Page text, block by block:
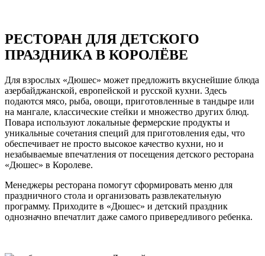
РЕСТОРАН ДЛЯ ДЕТСКОГО
ПРАЗДНИКА В КОРОЛЁВЕ
Для взрослых «Дюшес» может предложить вкуснейшие блюда
азербайджанской, европейской и русской кухни. Здесь
подаются мясо, рыба, овощи, приготовленные в тандыре или
на мангале, классические стейки и множество других блюд.
Повара используют локальные фермерские продукты и
уникальные сочетания специй для приготовления еды, что
обеспечивает не просто высокое качество кухни, но и
незабываемые впечатления от посещения детского ресторана
«Дюшес» в Королеве.
Менеджеры ресторана помогут сформировать меню для
праздничного стола и организовать развлекательную
программу. Приходите в «Дюшес» и детский праздник
однозначно впечатлит даже самого привередливого ребенка.